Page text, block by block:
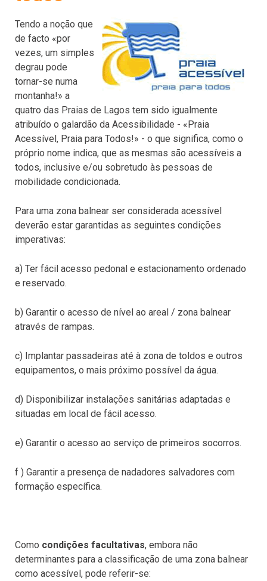
Tendo a noção que
de facto «por
vezes, um simples
degrau pode
tornar-se numa
montanha!» a
quatro das Praias de Lagos tem sido igualmente
atribuído o galardão da Acessibilidade - «Praia
Acessível, Praia para Todos!» - o que significa, como o
próprio nome indica, que as mesmas são acessíveis a
todos, inclusive e/ou sobretudo às pessoas de
mobilidade condicionada.
Para uma zona balnear ser considerada acessível
deverão estar garantidas as seguintes condições
imperativas:
a) Ter fácil acesso pedonal e estacionamento ordenado
e reservado.
b) Garantir o acesso de nível ao areal / zona balnear
através de rampas.
c) Implantar passadeiras até à zona de toldos e outros
equipamentos, o mais próximo possível da água.
d) Disponibilizar instalações sanitárias adaptadas e
situadas em local de fácil acesso.
e) Garantir o acesso ao serviço de primeiros socorros.
f ) Garantir a presença de nadadores salvadores com
formação específica.
Como condições facultativas, embora não
determinantes para a classificação de uma zona balnear
como acessível, pode referir-se: